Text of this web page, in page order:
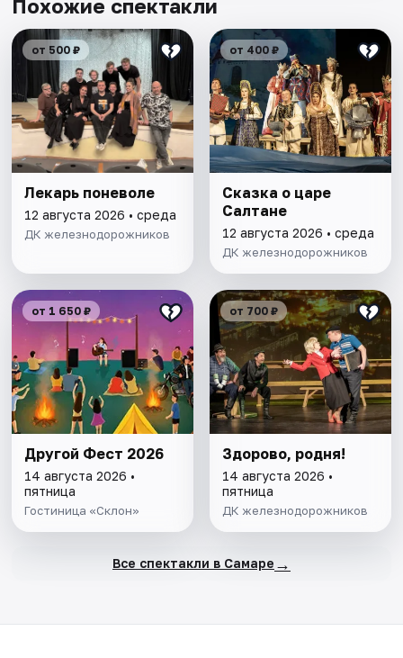
Похожие спектакли
от 500 ₽
Лекарь поневоле
12 августа 2026 • среда
ДК железнодорожников
от 400 ₽
Сказка о царе
Салтане
12 августа 2026 • среда
ДК железнодорожников
от 1 650 ₽
Другой Фест 2026
14 августа 2026 •
пятница
Гостиница «Склон»
от 700 ₽
Здорово, родня!
14 августа 2026 •
пятница
ДК железнодорожников
Все спектакли в Самаре →